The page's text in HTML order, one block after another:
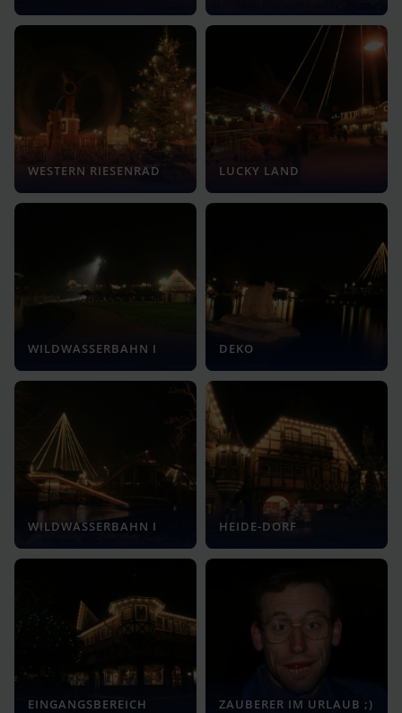
WESTERN RIESENRAD LUCKY LAND
WILDWASSERBAHN I DEKO
WILDWASSERBAHN I HEIDE-DORF
EINGANGSBEREICH ZAUBERER IM URLAUB ;)